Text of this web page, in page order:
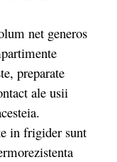
net generos
preparate
ale usii
in frigider sunt